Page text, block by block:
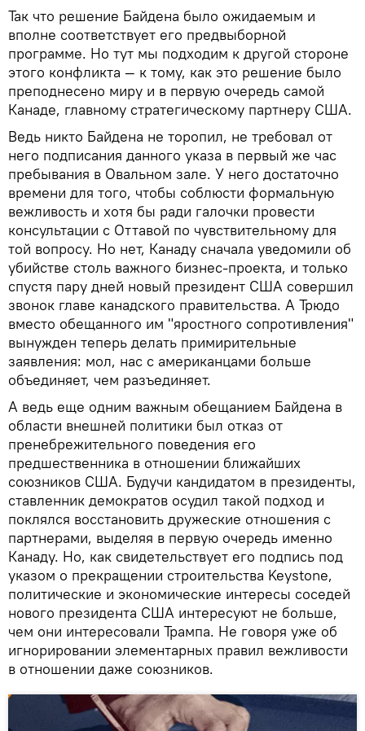
Так что решение Байдена было ожидаемым и
вполне соответствует его предвыборной
программе. Но тут мы подходим к другой стороне
этого конфликта — к тому, как это решение было
преподнесено миру и в первую очередь самой
Канаде, главному стратегическому партнеру США.
Ведь никто Байдена не торопил, не требовал от
него подписания данного указа в первый же час
пребывания в Овальном зале. У него достаточно
времени для того, чтобы соблюсти формальную
вежливость и хотя бы ради галочки провести
консультации с Оттавой по чувствительному для
той вопросу. Но нет, Канаду сначала уведомили об
убийстве столь важного бизнес-проекта, и только
спустя пару дней новый президент США совершил
звонок главе канадского правительства. А Трюдо
вместо обещанного им "яростного сопротивления"
вынужден теперь делать примирительные
заявления: мол, нас с американцами больше
объединяет, чем разъединяет.
А ведь еще одним важным обещанием Байдена в
области внешней политики был отказ от
пренебрежительного поведения его
предшественника в отношении ближайших
союзников США. Будучи кандидатом в президенты,
ставленник демократов осудил такой подход и
поклялся восстановить дружеские отношения с
партнерами, выделяя в первую очередь именно
Канаду. Но, как свидетельствует его подпись под
указом о прекращении строительства Keystone,
политические и экономические интересы соседей
нового президента США интересуют не больше,
чем они интересовали Трампа. Не говоря уже об
игнорировании элементарных правил вежливости
в отношении даже союзников.